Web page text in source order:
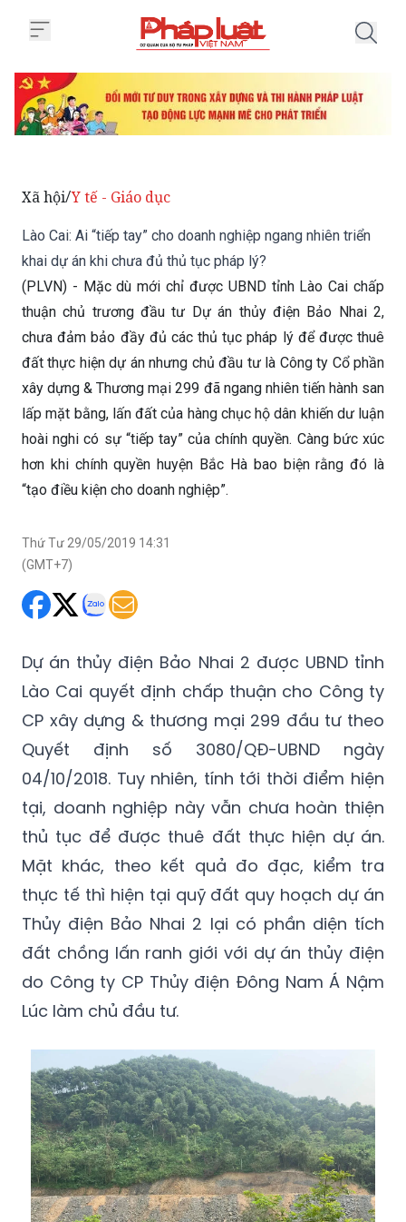
Xã hội/Y tế - Giáo dục
Lào Cai: Ai “tiếp tay” cho doanh nghiệp ngang nhiên triển
khai dự án khi chưa đủ thủ tục pháp lý?
(PLVN) - Mặc dù mới chỉ được UBND tỉnh Lào Cai chấp
thuận chủ trương đầu tư Dự án thủy điện Bảo Nhai 2,
chưa đảm bảo đầy đủ các thủ tục pháp lý để được thuê
đất thực hiện dự án nhưng chủ đầu tư là Công ty Cổ phần
xây dựng & Thương mại 299 đã ngang nhiên tiến hành san
lấp mặt bằng, lấn đất của hàng chục hộ dân khiến dư luận
hoài nghi có sự “tiếp tay” của chính quyền. Càng bức xúc
hơn khi chính quyền huyện Bắc Hà bao biện rằng đó là
“tạo điều kiện cho doanh nghiệp”.
Thứ Tư 29/05/2019 14:31
(GMT+7)
Dự án thủy điện Bảo Nhai 2 được UBND tỉnh
Lào Cai quyết định chấp thuận cho Công ty
CP xây dựng & thương mại 299 đầu tư theo
Quyết định số 3080/QĐ-UBND ngày
04/10/2018. Tuy nhiên, tính tới thời điểm hiện
tại, doanh nghiệp này vẫn chưa hoàn thiện
thủ tục để được thuê đất thực hiện dự án.
Mặt khác, theo kết quả đo đạc, kiểm tra
thực tế thì hiện tại quỹ đất quy hoạch dự án
Thủy điện Bảo Nhai 2 lại có phần diện tích
đất chồng lấn ranh giới với dự án thủy điện
do Công ty CP Thủy điện Đông Nam Á Nậm
Lúc làm chủ đầu tư.